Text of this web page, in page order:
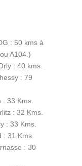
: 50 kms à
A104.)
: 40 kms.
: 79
33 Kms.
: 32 Kms.
: 33 Kms.
: 31 Kms.
: 30